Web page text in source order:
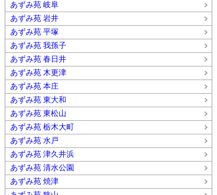
あずみ苑 岐阜
あずみ苑 岩井
あずみ苑 平塚
あずみ苑 我孫子
あずみ苑 春日井
あずみ苑 木更津
あずみ苑 本庄
あずみ苑 東大和
あずみ苑 東松山
あずみ苑 栃木大町
あずみ苑 水戸
あずみ苑 津久井浜
あずみ苑 清水公園
あずみ苑 焼津